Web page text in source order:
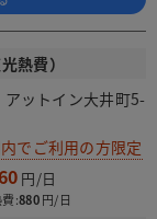
熱費）
アットイン大井町5-
でご利用の方限定
:880